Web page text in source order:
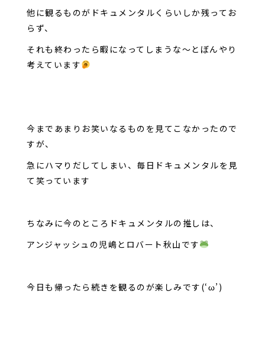
他に観るものがドキュメンタルくらいしか残ってお
らず、
それも終わったら暇になってしまうな～とぼんやり
考えています
今まであまりお笑いなるものを見てこなかったので
すが、
急にハマりだしてしまい、毎日ドキュメンタルを見
て笑っています
ちなみに今のところドキュメンタルの推しは、
アンジャッシュの児嶋とロバート秋山です
今日も帰ったら続きを観るのが楽しみです(‘ω’)